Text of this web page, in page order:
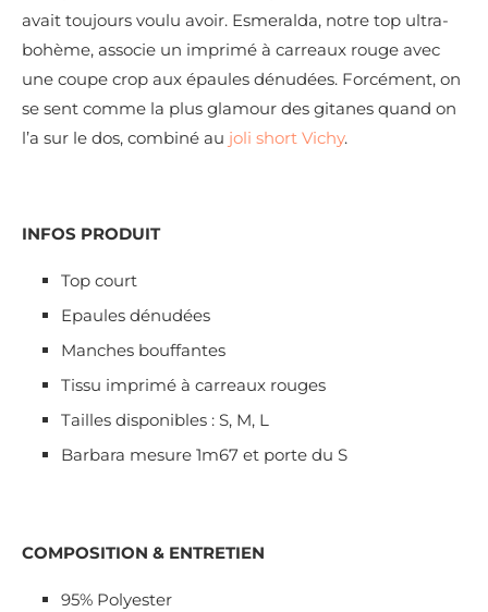
avait toujours voulu avoir. Esmeralda, notre top ultra-
bohème, associe un imprimé à carreaux rouge avec
une coupe crop aux épaules dénudées. Forcément, on
se sent comme la plus glamour des gitanes quand on
l’a sur le dos, combiné au joli short Vichy.
INFOS PRODUIT
Top court
Epaules dénudées
Manches bouffantes
Tissu imprimé à carreaux rouges
Tailles disponibles : S, M, L
Barbara mesure 1m67 et porte du S
COMPOSITION & ENTRETIEN
95% Polyester